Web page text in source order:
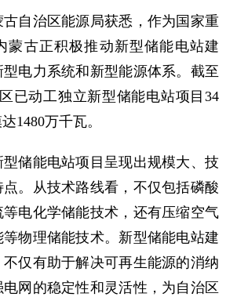
治区能源局获悉，作为国家重
蒙古正积极推动新型储能电站建
电力系统和新型能源体系。截至
已动工独立新型储能电站项目34
1480万千瓦。
能电站项目呈现出规模大、技
。从技术路线看，不仅包括磷酸
电化学储能技术，还有压缩空气
物理储能技术。新型储能电站建
仅有助于解决可再生能源的消纳
网的稳定性和灵活性，为自治区